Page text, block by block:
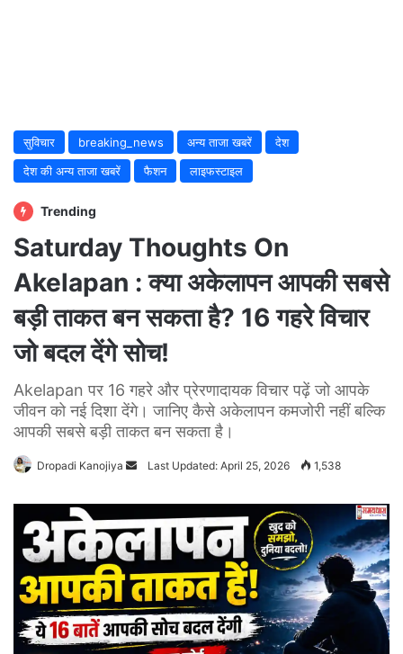
सुविचार breaking_news अन्य ताजा खबरें
देश
देश की अन्य ताजा खबरें
फैशन लाइफस्टाइल
Trending
Saturday Thoughts On
Akelapan : क्या अकेलापन आपकी सबसे
बड़ी ताकत बन सकता है? 16 गहरे विचार
जो बदल देंगे सोच!
Akelapan पर 16 गहरे और प्रेरणादायक विचार पढ़ें जो आपके
जीवन को नई दिशा देंगे। जानिए कैसे अकेलापन कमजोरी नहीं बल्कि
आपकी सबसे बड़ी ताकत बन सकता है।
Dropadi Kanojiya
Send
Last Updated: April 25, 2026 1,538